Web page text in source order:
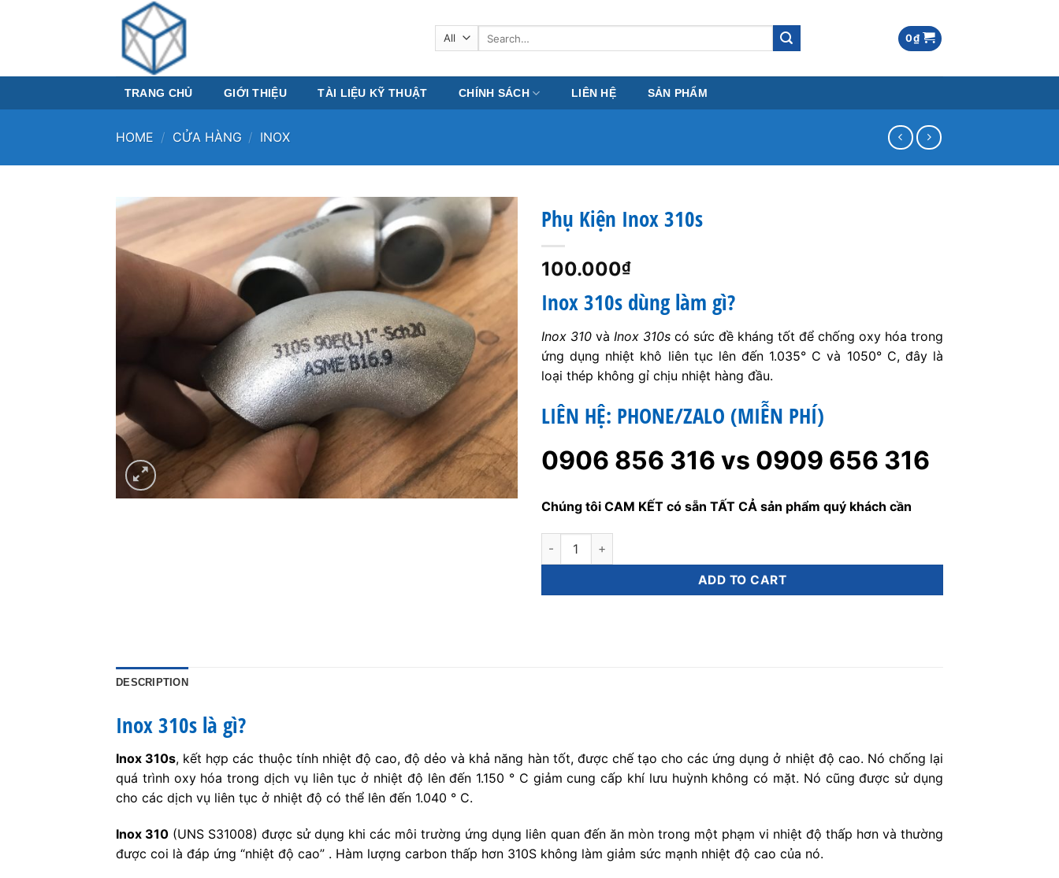
0₫
TRANG CHỦ GIỚI THIỆU TÀI LIỆU KỸ THUẬT CHÍNH SÁCH LIÊN HỆ SẢN PHẨM
HOME / CỬA HÀNG / INOX
Phụ Kiện Inox 310s
100.000₫
Inox 310s dùng làm gì?
Inox 310 và Inox 310s có sức đề kháng tốt để chống oxy hóa trong
ứng dụng nhiệt khô liên tục lên đến 1.035° C và 1050° C, đây là
loại thép không gỉ chịu nhiệt hàng đầu.
LIÊN HỆ: PHONE/ZALO (MIỄN PHÍ)
0906 856 316 vs 0909 656 316
Chúng tôi CAM KẾT có sẵn TẤT CẢ sản phẩm quý khách cần
Phụ Kiện Inox 310s quantity
ADD TO CART
DESCRIPTION
Inox 310s là gì?
Inox 310s, kết hợp các thuộc tính nhiệt độ cao, độ dẻo và khả năng hàn tốt, được chế tạo cho các ứng dụng ở nhiệt độ cao. Nó chống lại
quá trình oxy hóa trong dịch vụ liên tục ở nhiệt độ lên đến 1.150 ° C giảm cung cấp khí lưu huỳnh không có mặt. Nó cũng được sử dụng
cho các dịch vụ liên tục ở nhiệt độ có thể lên đến 1.040 ° C.
Inox 310 (UNS S31008) được sử dụng khi các môi trường ứng dụng liên quan đến ăn mòn trong một phạm vi nhiệt độ thấp hơn và thường
được coi là đáp ứng “nhiệt độ cao” . Hàm lượng carbon thấp hơn 310S không làm giảm sức mạnh nhiệt độ cao của nó.